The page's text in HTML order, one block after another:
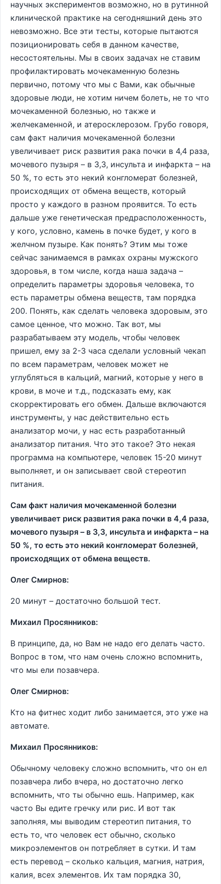
научных экспериментов возможно, но в рутинной
клинической практике на сегодняшний день это
невозможно. Все эти тесты, которые пытаются
позиционировать себя в данном качестве,
несостоятельны. Мы в своих задачах не ставим
профилактировать мочекаменную болезнь
первично, потому что мы с Вами, как обычные
здоровые люди, не хотим ничем болеть, не то что
мочекаменной болезнью, но также и
желчекаменной, и атеросклерозом. Грубо говоря,
сам факт наличия мочекаменной болезни
увеличивает риск развития рака почки в 4,4 раза,
мочевого пузыря – в 3,3, инсульта и инфаркта – на
50 %, то есть это некий конгломерат болезней,
происходящих от обмена веществ, который
просто у каждого в разном проявится. То есть
дальше уже генетическая предрасположенность,
у кого, условно, камень в почке будет, у кого в
желчном пузыре. Как понять? Этим мы тоже
сейчас занимаемся в рамках охраны мужского
здоровья, в том числе, когда наша задача –
определить параметры здоровья человека, то
есть параметры обмена веществ, там порядка
200. Понять, как сделать человека здоровым, это
самое ценное, что можно. Так вот, мы
разрабатываем эту модель, чтобы человек
пришел, ему за 2-3 часа сделали условный чекап
по всем параметрам, человек может не
углубляться в кальций, магний, которые у него в
крови, в моче и т.д., подсказать ему, как
скорректировать его обмен. Дальше включаются
инструменты, у нас действительно есть
анализатор мочи, у нас есть разработанный
анализатор питания. Что это такое? Это некая
программа на компьютере, человек 15-20 минут
выполняет, и он записывает свой стереотип
питания.
Сам факт наличия мочекаменной болезни
увеличивает риск развития рака почки в 4,4 раза,
мочевого пузыря – в 3,3, инсульта и инфаркта – на
50 %, то есть это некий конгломерат болезней,
происходящих от обмена веществ.
Олег Смирнов:
20 минут – достаточно большой тест.
Михаил Просянников:
В принципе, да, но Вам не надо его делать часто.
Вопрос в том, что нам очень сложно вспомнить,
что мы ели позавчера.
Олег Смирнов:
Кто на фитнес ходит либо занимается, это уже на
автомате.
Михаил Просянников:
Обычному человеку сложно вспомнить, что он ел
позавчера либо вчера, но достаточно легко
вспомнить, что ты обычно ешь. Например, как
часто Вы едите гречку или рис. И вот так
заполняя, мы выводим стереотип питания, то
есть то, что человек ест обычно, сколько
микроэлементов он потребляет в сутки. И там
есть перевод – сколько кальция, магния, натрия,
калия, всех элементов. Их там порядка 30,